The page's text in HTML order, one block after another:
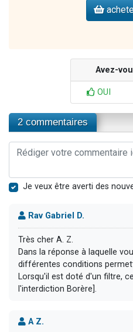
Avez-
OUI
2 commentaires
Je veux être averti des
Rav Gabriel D.
Très cher A. Z.
Dans la réponse à laquelle
différentes conditions
Lorsqu'il est doté d'un filtre,
l'interdiction Borère].
A Z.